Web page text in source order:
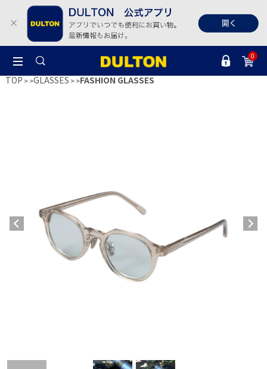
0
TOP >GLASSES >FASHION GLASSES